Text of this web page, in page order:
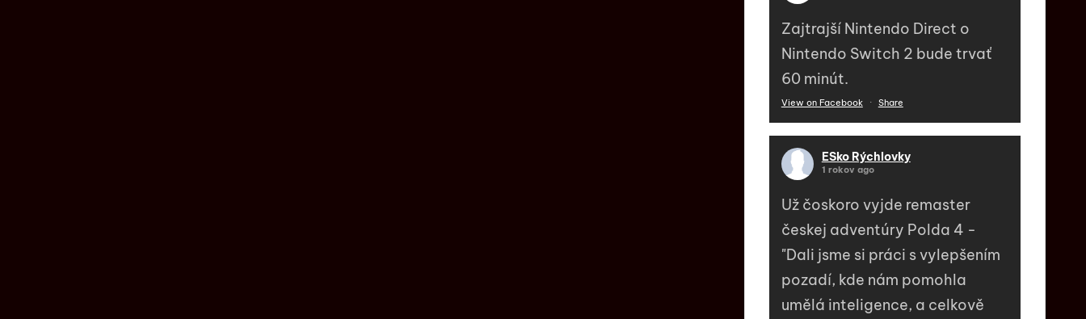
Zajtrajší Nintendo Direct o
Nintendo Switch 2 bude trvať
60 minút.
View on Facebook · Share
ESko Rýchlovky
1 rokov ago
Už čoskoro vyjde remaster
českej adventúry Polda 4 -
"Dali jsme si práci s vylepšením
pozadí, kde nám pomohla
umělá inteligence, a celkově